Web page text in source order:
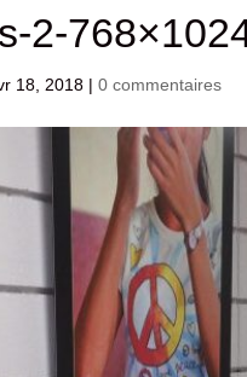
2-
18, 2018 |0 commentaires